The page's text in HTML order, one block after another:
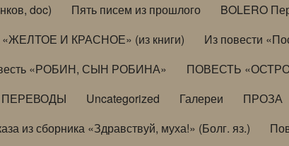
doc) Пять писем из прошлого BOLERO
«ЖЕЛТОЕ И КРАСНОЕ» (из книги) Из повести
«РОБИН, СЫН РОБИНА» ПОВЕСТЬ
ПЕРЕВОДЫ Uncategorized Галереи ПРОЗА
из сборника «Здравствуй, муха!» (Болг. яз.)